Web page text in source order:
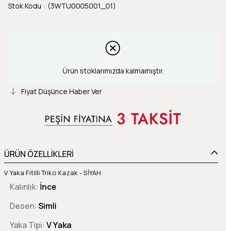
Stok Kodu (3WTU0005001_01)
Ürün stoklarımızda kalmamıştır.
Fiyat Düşünce Haber Ver
ÜRÜN ÖZELLİKLERİ
V Yaka Fitilli Triko Kazak - SİYAH
Kalınlık İnce
Desen Simli
Yaka Tipi V Yaka